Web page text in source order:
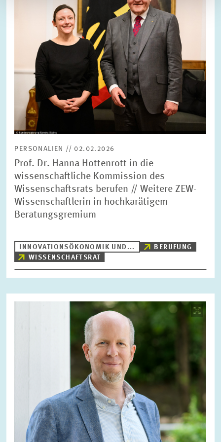
PERSONALIEN // 02.02.2026
Prof. Dr. Hanna Hottenrott in die
wissenschaftliche Kommission des
Wissenschaftsrats berufen // Weitere ZEW-
Wissenschaftlerin in hochkarätigem
Beratungsgremium
INNOVATIONSÖKONOMIK UND...
BERUFUNG
WISSENSCHAFTSRAT